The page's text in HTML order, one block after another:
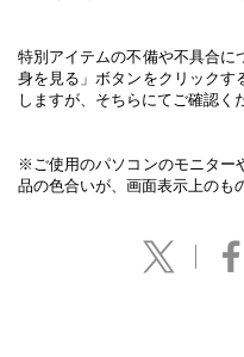
特別アイテムの不備や不具合に
身を見る」ボタンをクリックす
しますが、そちらにてご確認く
※ご使用のパソコンのモニター
品の色合いが、画面表示上のも